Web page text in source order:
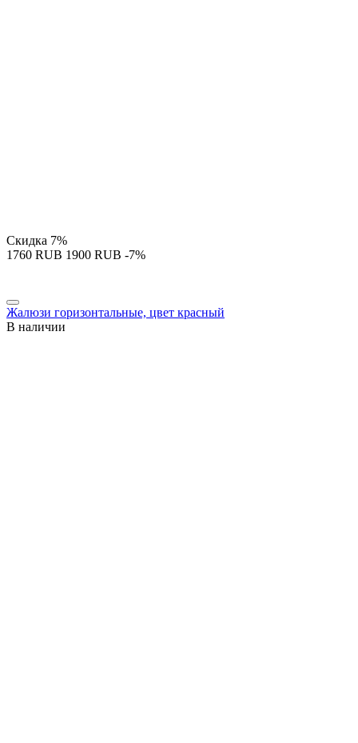
Скидка 7%
‍1760‍ RUB ‍1900‍ RUB -7%
Жалюзи горизонтальные, цвет красный
В наличии